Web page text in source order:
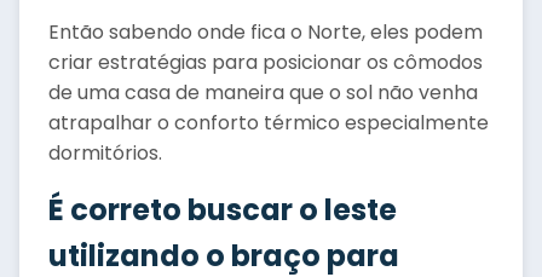
Então sabendo onde fica o Norte, eles podem
criar estratégias para posicionar os cômodos
de uma casa de maneira que o sol não venha
atrapalhar o conforto térmico especialmente
dormitórios.
É correto buscar o leste
utilizando o braço para